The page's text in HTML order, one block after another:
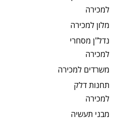
למכירה
מלון למכירה
נדל"ן מסחרי
למכירה
משרדים למכירה
תחנות דלק
למכירה
מבני תעשיה